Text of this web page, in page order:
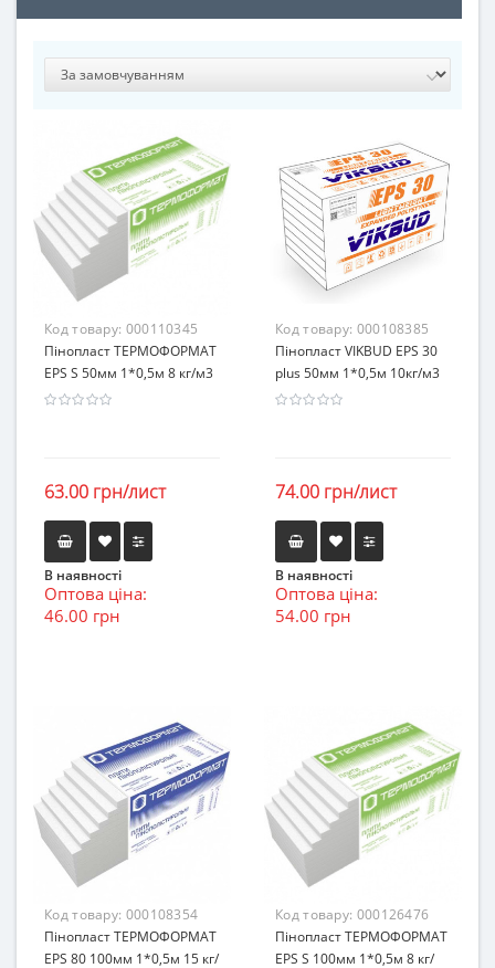
Код товару: 000110345
Пінопласт ТЕРМОФОРМАТ
EPS S 50мм 1*0,5м 8 кг/м3
63.00 грн/лист
В наявності
Оптова ціна:
46.00 грн
Код товару: 000108385
Пінопласт VIKBUD EPS 30
plus 50мм 1*0,5м 10кг/м3
74.00 грн/лист
В наявності
Оптова ціна:
54.00 грн
Код товару: 000108354
Пінопласт ТЕРМОФОРМАТ
EPS 80 100мм 1*0,5м 15 кг/
Код товару: 000126476
Пінопласт ТЕРМОФОРМАТ
EPS S 100мм 1*0,5м 8 кг/